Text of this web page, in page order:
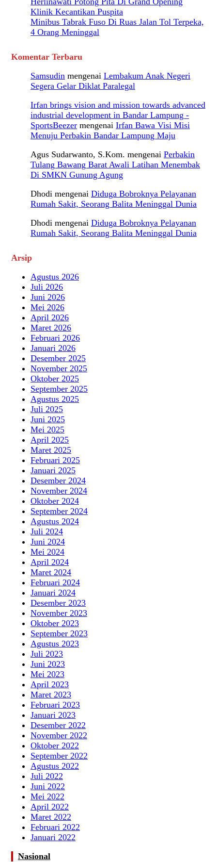
Klinik Kecantikan Puspita
Minibus Tabrak Fuso Di Ruas Jalan Tol Terpeka,
4 Orang Meninggal
Komentar Terbaru
Samsudin mengenai Lembakum Anak Negeri
Segera Gelar Diklat Paralegal
Irfan brings vision and mission towards advanced
industrial development in Bandar Lampung -
SportsBeezer mengenai Irfan Bawa Visi Misi
Menuju Perbakin Bandar Lampung Maju
Agus Sudarwanto, S.Kom. mengenai Perbakin
Tulang Bawang Barat Awali Latihan Menembak
Di SMKN Gunung Agung
Dhodi mengenai Diduga Bobroknya Pelayanan
Rumah Sakit, Seorang Balita Meninggal Dunia
Dhodi mengenai Diduga Bobroknya Pelayanan
Rumah Sakit, Seorang Balita Meninggal Dunia
Arsip
Agustus 2026
Juli 2026
Juni 2026
Mei 2026
April 2026
Maret 2026
Februari 2026
Januari 2026
Desember 2025
November 2025
Oktober 2025
September 2025
Agustus 2025
Juli 2025
Juni 2025
Mei 2025
April 2025
Maret 2025
Februari 2025
Januari 2025
Desember 2024
November 2024
Oktober 2024
September 2024
Agustus 2024
Juli 2024
Juni 2024
Mei 2024
April 2024
Maret 2024
Februari 2024
Januari 2024
Desember 2023
November 2023
Oktober 2023
September 2023
Agustus 2023
Juli 2023
Juni 2023
Mei 2023
April 2023
Maret 2023
Februari 2023
Januari 2023
Desember 2022
November 2022
Oktober 2022
September 2022
Agustus 2022
Juli 2022
Juni 2022
Mei 2022
April 2022
Maret 2022
Februari 2022
Januari 2022
Nasional